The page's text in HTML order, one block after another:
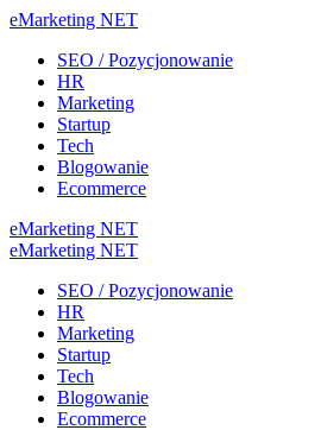
eMarketing NET
SEO / Pozycjonowanie
HR
Marketing
Startup
Tech
Blogowanie
Ecommerce
eMarketing NET
eMarketing NET
SEO / Pozycjonowanie
HR
Marketing
Startup
Tech
Blogowanie
Ecommerce